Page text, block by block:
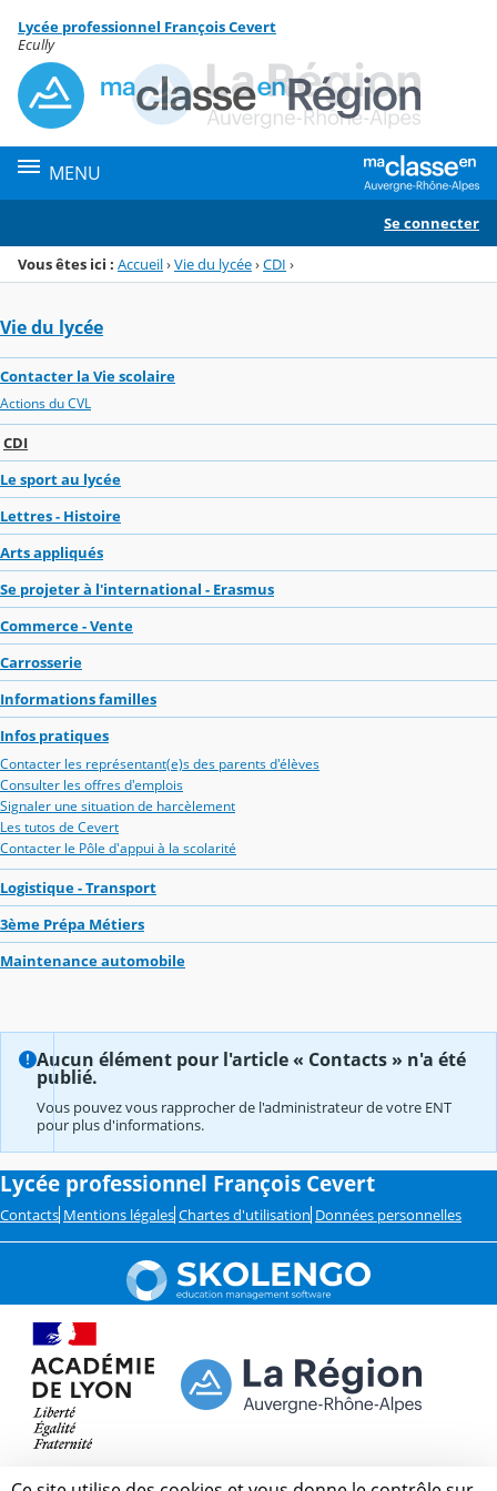
Menu de la rubrique
Contenu
Lycée professionnel François Cevert
Ecully
MENU
Se connecter
Vous êtes ici : Accueil›Vie du lycée›CDI ›
Vie du lycée
Contacter la Vie scolaire
Actions du CVL
CDI
Le sport au lycée
Lettres - Histoire
Arts appliqués
Se projeter à l'international - Erasmus
Commerce - Vente
Carrosserie
Informations familles
Infos pratiques
Contacter les représentant(e)s des parents d'élèves
Consulter les offres d'emplois
Signaler une situation de harcèlement
Les tutos de Cevert
Contacter le Pôle d'appui à la scolarité
Logistique - Transport
3ème Prépa Métiers
Maintenance automobile
Aucun élément pour l'article « Contacts » n'a été
publié.
Vous pouvez vous rapprocher de l'administrateur de votre ENT
pour plus d'informations.
Lycée professionnel François Cevert
Contacts Mentions légales Chartes d'utilisation Données personnelles